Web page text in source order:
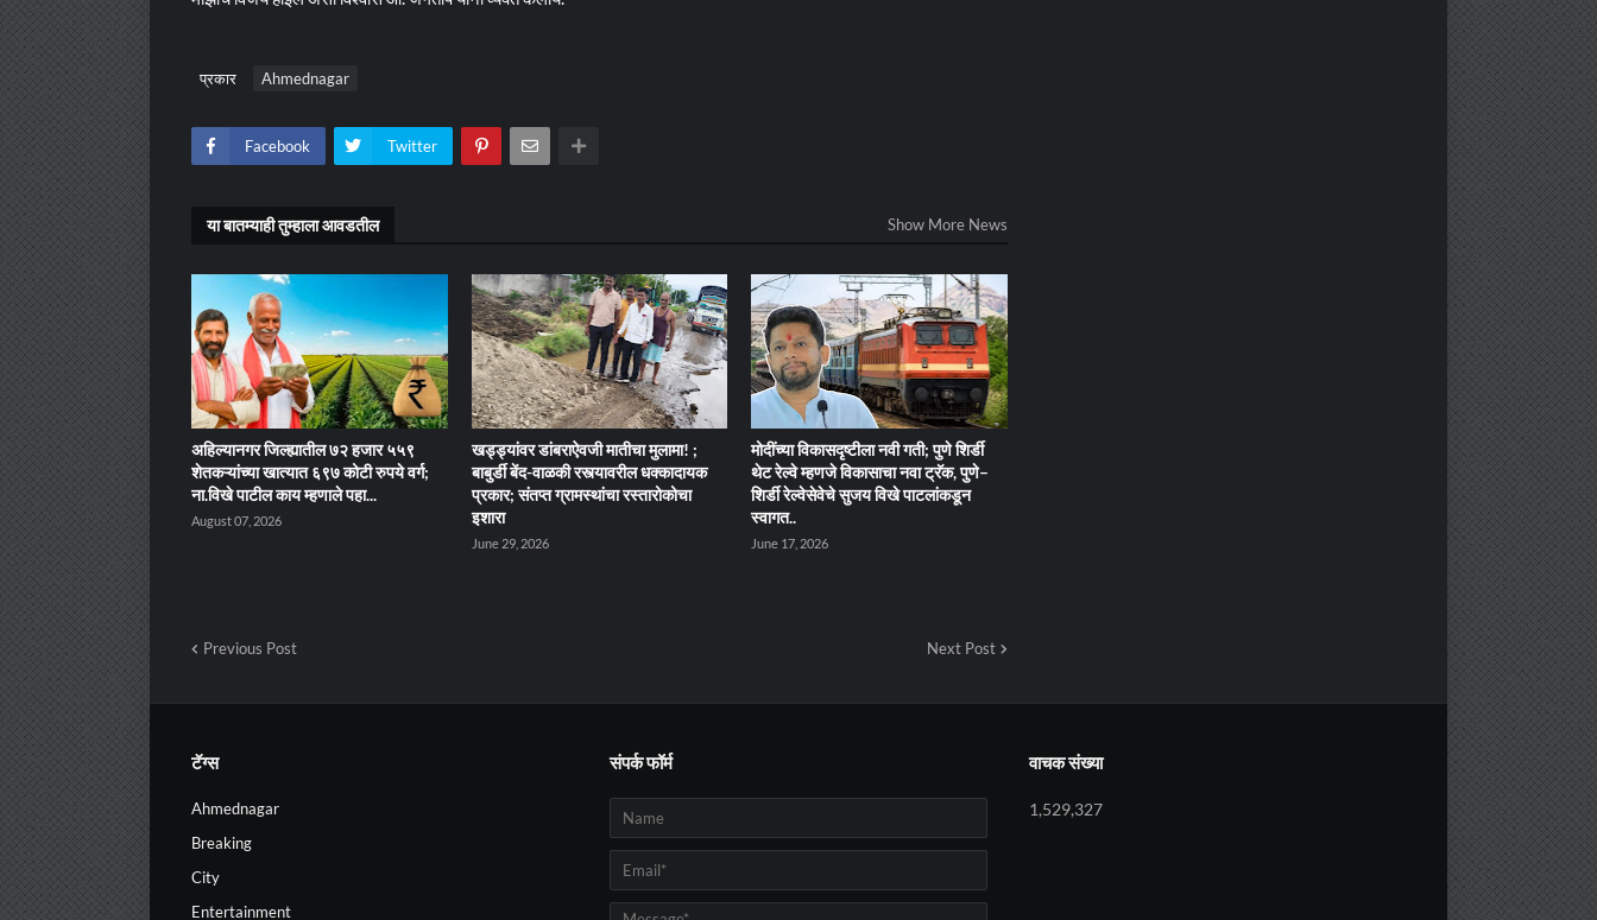
प्रकार Ahmednagar
Facebook Twitter
या बातम्याही तुम्हाला आवडतील Show More News
अहिल्यानगर जिल्ह्यातील ७२ हजार ५५९
शेतकऱ्यांच्या खात्यात ६९७ कोटी रुपये वर्ग;
ना.विखे पाटील काय म्हणाले पहा...
August 07, 2026
खड्ड्यांवर डांबराऐवजी मातीचा मुलामा! ;
बाबुर्डी बेंद-वाळकी रस्त्यावरील धक्कादायक
प्रकार; संतप्त ग्रामस्थांचा रस्तारोकोचा
इशारा
June 29, 2026
मोदींच्या विकासदृष्टीला नवी गती; पुणे शिर्डी
थेट रेल्वे म्हणजे विकासाचा नवा ट्रॅक, पुणे–
शिर्डी रेल्वेसेवेचे सुजय विखे पाटलांकडून
स्वागत..
June 17, 2026
Previous Post Next Post
टॅग्स
Ahmednagar
Breaking
City
Entertainment
संपर्क फॉर्म वाचक संख्या
1,529,327